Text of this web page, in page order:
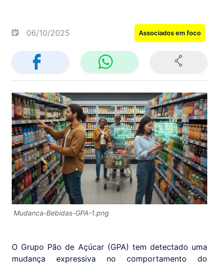
06/10/2025 Associados em foco
Mudanca-Bebidas-GPA-1.png
O Grupo Pão de Açúcar (GPA) tem detectado uma
mudança expressiva no comportamento do